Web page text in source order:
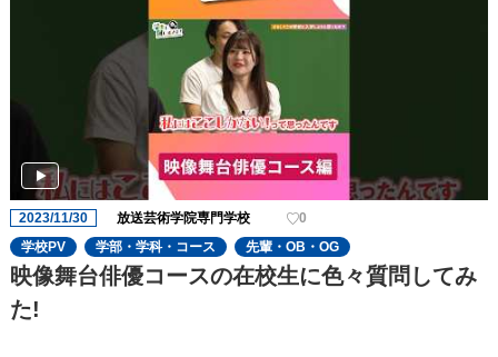
2023/11/30 放送芸術学院専門学校
0
学校PV
学部・学科・コース 先輩・OB・OG
映像舞台俳優コースの在校生に色々質問してみ
た!